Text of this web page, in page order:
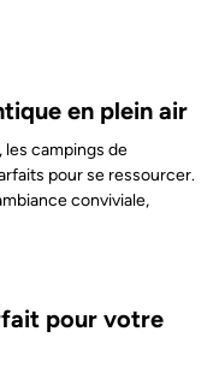
en plein air
les campings de
pour se ressourcer.
conviviale,
pour votre